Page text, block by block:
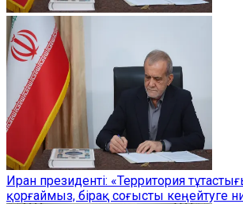
Иран президенті: «Территория
қорғаймыз, бірақ соғысты кеңейтуге